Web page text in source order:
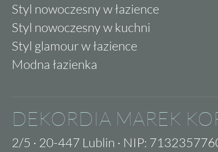
Styl nowoczesny w łazience
Styl nowoczesny w kuchni
Styl glamour w łazience
Modna łazienka
DEKORDIA MAREK
2/5 · 20-447 Lublin · NIP: